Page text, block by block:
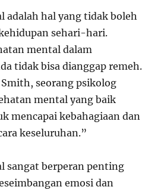
adalah hal yang tidak boleh
sehari-hari.
mental dalam
tidak bisa dianggap remeh.
seorang psikolog
mental yang baik
mencapai kebahagiaan dan
keseluruhan.”
sangat berperan penting
emosi dan